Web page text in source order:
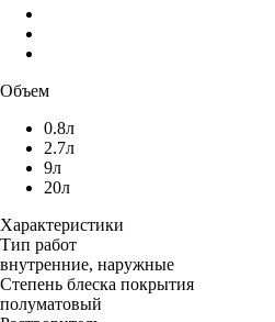
Объем
0.8л
2.7л
9л
20л
Характеристики
Тип работ
внутренние, наружные
Степень блеска покрытия
полуматовый